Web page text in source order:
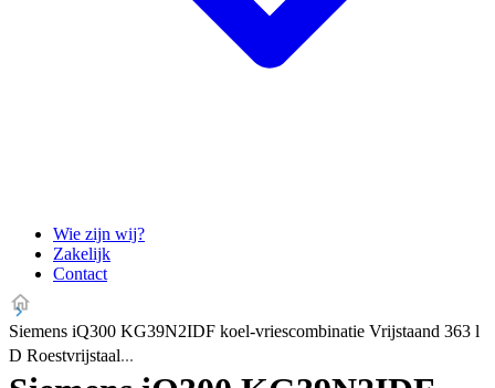
Wie zijn wij?
Zakelijk
Contact
Siemens iQ300 KG39N2IDF koel-vriescombinatie Vrijstaand 363 l
D Roestvrijstaal